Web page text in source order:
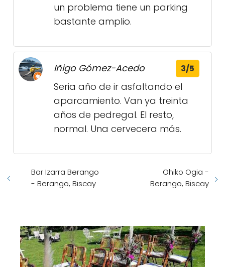
un problema tiene un parking
bastante amplio.
Iñigo Gómez-Acedo 3/5
Seria año de ir asfaltando el
aparcamiento. Van ya treinta
años de pedregal. El resto,
normal. Una cervecera más.
Bar Izarra Berango
- Berango, Biscay
Ohiko Ogia -
Berango, Biscay